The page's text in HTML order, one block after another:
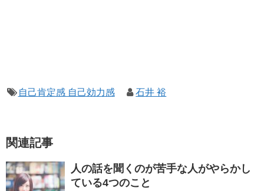
自己肯定感 自己効力感 石井 裕
関連記事
人の話を聞くのが苦手な人がやらかし
ている4つのこと